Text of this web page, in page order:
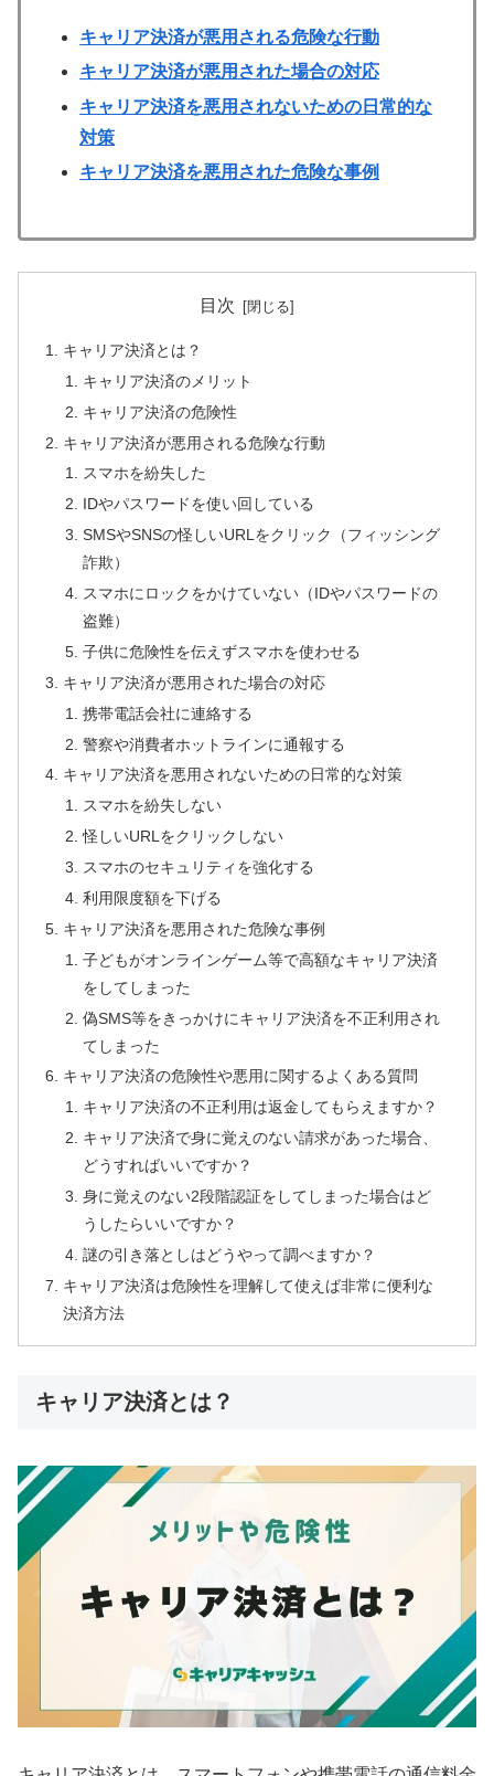
キャリア決済が悪用される危険な行動
キャリア決済が悪用された場合の対応
キャリア決済を悪用されないための日常的な
対策
キャリア決済を悪用された危険な事例
目次
キャリア決済とは？
キャリア決済のメリット
キャリア決済の危険性
キャリア決済が悪用される危険な行動
スマホを紛失した
IDやパスワードを使い回している
SMSやSNSの怪しいURLをクリック（フィッシング
詐欺）
スマホにロックをかけていない（IDやパスワードの
盗難）
子供に危険性を伝えずスマホを使わせる
キャリア決済が悪用された場合の対応
携帯電話会社に連絡する
警察や消費者ホットラインに通報する
キャリア決済を悪用されないための日常的な対策
スマホを紛失しない
怪しいURLをクリックしない
スマホのセキュリティを強化する
利用限度額を下げる
キャリア決済を悪用された危険な事例
子どもがオンラインゲーム等で高額なキャリア決済
をしてしまった
偽SMS等をきっかけにキャリア決済を不正利用され
てしまった
キャリア決済の危険性や悪用に関するよくある質問
キャリア決済の不正利用は返金してもらえますか？
キャリア決済で身に覚えのない請求があった場合、
どうすればいいですか？
身に覚えのない2段階認証をしてしまった場合はど
うしたらいいですか？
謎の引き落としはどうやって調べますか？
キャリア決済は危険性を理解して使えば非常に便利な
決済方法
キャリア決済とは？